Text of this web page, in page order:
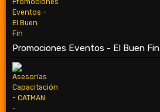
Promociones Eventos - El Buen Fin